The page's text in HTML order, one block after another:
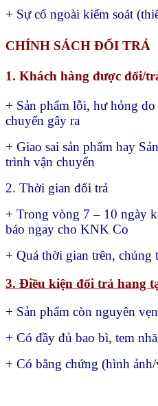
+ Sự cố ngoài kiểm soát
CHÍNH SÁCH ĐỔI TRẢ
1. Khách hàng được đổi/
+ Sản phẩm lỗi, hư hỏng
chuyển gây ra
+ Giao sai sản phẩm hay
trình vận chuyển
2. Thời gian đổi trả
+ Trong vòng 7 – 10 ngày
báo ngay cho KNK Co
+ Quá thời gian trên,
3. Điều kiện đổi trả hang
+ Sản phẩm còn nguyên
+ Có đầy đủ bao bì, tem
+ Có bằng chứng (hình